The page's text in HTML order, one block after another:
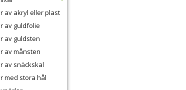
av akryl eller plast
av guldfolie
av guldsten
av månsten
av snäckskal
med stora hål